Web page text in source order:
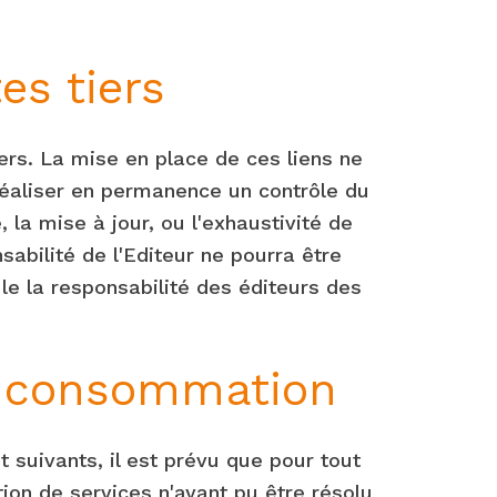
tiers
La mise en place de ces liens ne
en permanence un contrôle du
la mise à jour, ou l'exhaustivité de
de l'Editeur ne pourra être
la responsabilité des éditeurs des
suivants, il est prévu que pour tout
de services n'ayant pu être résolu